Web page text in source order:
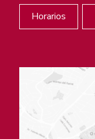
Horarios